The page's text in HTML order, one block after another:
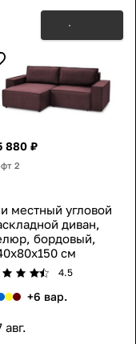
880 ₽
2
местный угловой
диван,
бордовый,
см
4.5
+6 вар.
авг.